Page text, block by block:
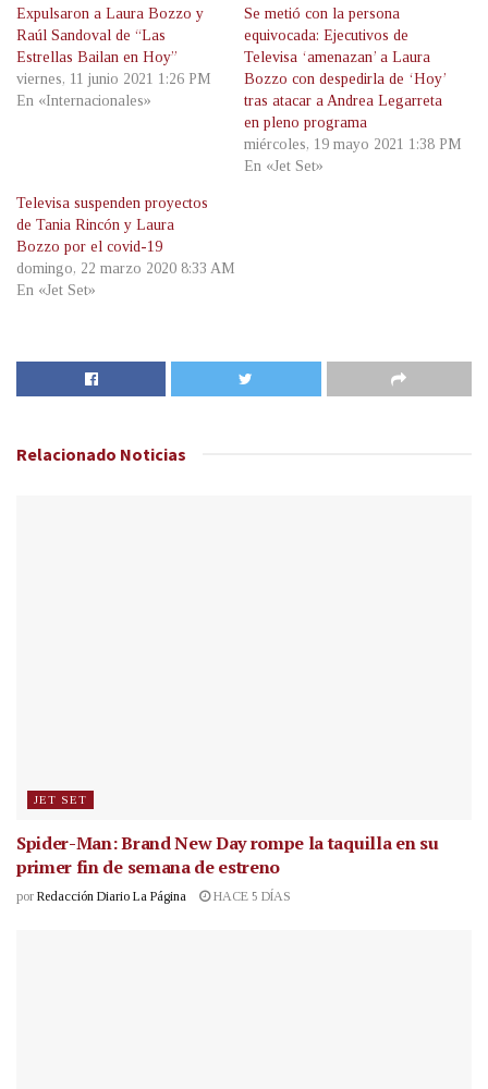
Expulsaron a Laura Bozzo y
Raúl Sandoval de “Las
Estrellas Bailan en Hoy”
viernes, 11 junio 2021 1:26 PM
En «Internacionales»
Se metió con la persona
equivocada: Ejecutivos de
Televisa ‘amenazan’ a Laura
Bozzo con despedirla de ‘Hoy’
tras atacar a Andrea Legarreta
en pleno programa
miércoles, 19 mayo 2021 1:38 PM
En «Jet Set»
Televisa suspenden proyectos
de Tania Rincón y Laura
Bozzo por el covid-19
domingo, 22 marzo 2020 8:33 AM
En «Jet Set»
Relacionado Noticias
JET SET
Spider-Man: Brand New Day rompe la taquilla en su
primer fin de semana de estreno
por Redacción Diario La Página HACE 5 DÍAS